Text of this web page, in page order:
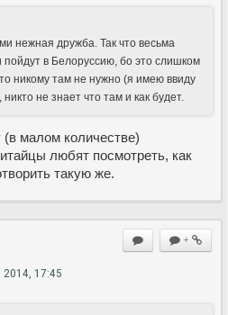
нежная дружба. Так что весьма
в Белоруссию, бо это слишком
никому там не нужно (я имею ввиду
не знает что там и как будет.
малом количестве)
любят посмотреть, как
такую же.
+
2014, 17:45